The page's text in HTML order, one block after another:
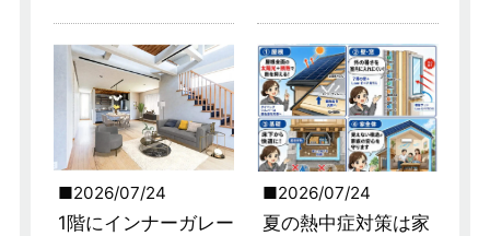
2026/07/24
1階にインナーガレー
2026/07/24
夏の熱中症対策は家